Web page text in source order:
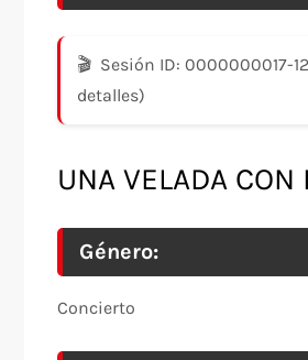
Sesión ID: 0000000017-
detalles)
UNA VELADA CON
Género:
Concierto